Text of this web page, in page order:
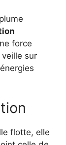
force
sur
flotte, elle